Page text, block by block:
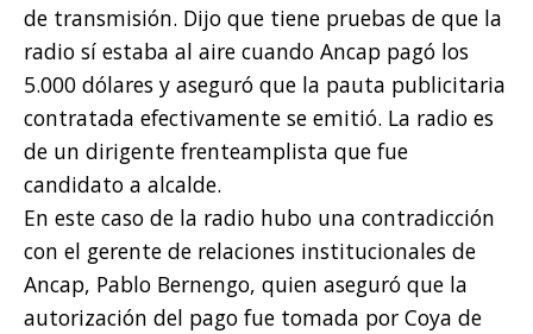
de transmisión. Dijo que tiene pruebas de que la
radio sí estaba al aire cuando Ancap pagó los
5.000 dólares y aseguró que la pauta publicitaria
contratada efectivamente se emitió. La radio es
de un dirigente frenteamplista que fue
candidato a alcalde.
En este caso de la radio hubo una contradicción
con el gerente de relaciones institucionales de
Ancap, Pablo Bernengo, quien aseguró que la
autorización del pago fue tomada por Coya de